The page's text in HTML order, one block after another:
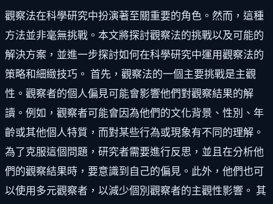
觀察法在科學研究中扮演著至關重要的角色。然而，這種
方法並非毫無挑戰。本文將探討觀察法的挑戰以及可能的
解決方案，並進一步探討如何在科學研究中運用觀察法的
策略和細緻技巧。 首先，觀察法的一個主要挑戰是主觀
性。觀察者的個人偏見可能會影響他們對觀察結果的解
讀。例如，觀察者可能會因為他們的文化背景、性別、年
齡或其他個人特質，而對某些行為或現象有不同的理解。
為了克服這個問題，研究者需要進行反思，並且在分析他
們的觀察結果時，要意識到自己的偏見。此外，他們也可
以使用多元觀察者，以減少個別觀察者的主觀性影響。 其